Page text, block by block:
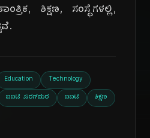
ಶಿಕ್ಷಣ, ಸಂಸ್ಥೆಗಳಲ್ಲಿ,
Education Technology
ಐಐಟಿ ಖರಗ್‌ಪುರ ಐಐಟಿ ಶಿಕ್ಷಣ